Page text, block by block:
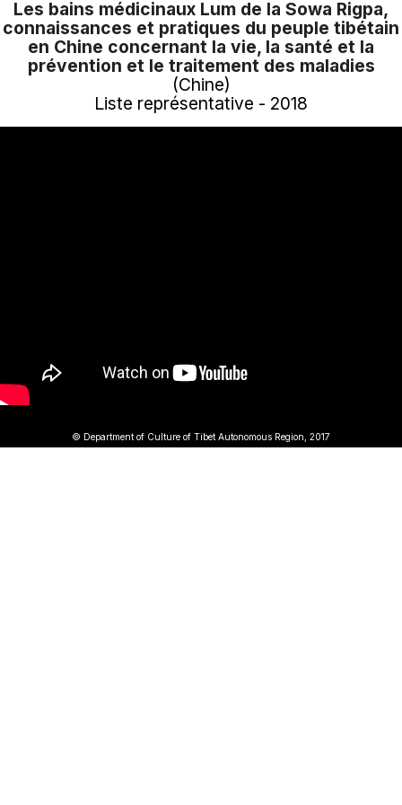
Les bains médicinaux Lum de la Sowa Rigpa,
connaissances et pratiques du peuple tibétain
en Chine concernant la vie, la santé et la
prévention et le traitement des maladies
(Chine)
Liste représentative - 2018
© Department of Culture of Tibet Autonomous Region, 2017